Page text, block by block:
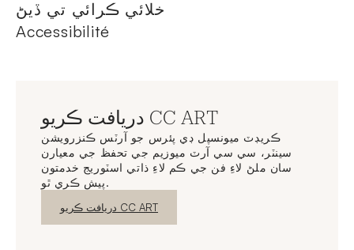
خلائي ڪرائي تي ڏيڻ
Accessibilité
دريافت ڪريو CC ART
ڪريڊٽ ميونسپل ڊي پئرس جو آرٽس ڪنزرويشن
سينٽر، سي سي آرٽ ميوزيم جي تحفظ جي معيارن
سان ملڻ لاءِ فن جي ڪم لاءِ ذاتي اسٽوريج خدمتون
پيش ڪري ٿو.
نئين ونڊو دريافت ڪريو CC ART